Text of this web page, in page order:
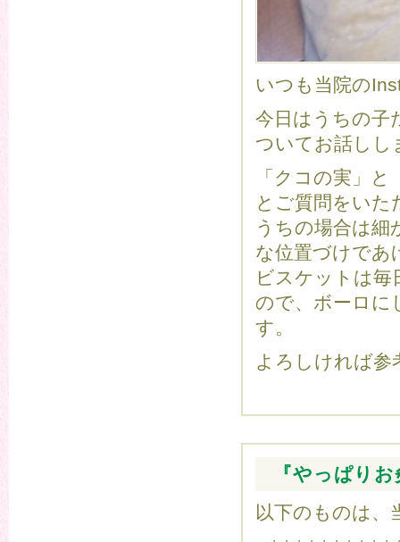
いつも当院の
今日はうちの子
ついてお話しし
「クコの実」
とご質問をい
うちの場合は
な位置づけであ
ビスケットは
ので、ボーロに
す。
よろしければ参
『やっぱり
以下のものは、